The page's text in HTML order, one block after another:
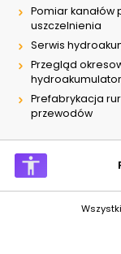
Pomiar kanałów
uszczelnienia
Serwis
Przegląd
Prefabrykacja
przewodów